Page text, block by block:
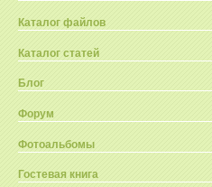
Каталог файлов
Каталог статей
Блог
Форум
Фотоальбомы
Гостевая книга